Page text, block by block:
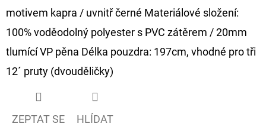
motivem kapra / uvnitř černé Materiálové složení:
100% voděodolný polyester s PVC zátěrem / 20mm
tlumící VP pěna Délka pouzdra: 197cm, vhodné pro tři
12´ pruty (dvouděličky)
ZEPTAT SE HLÍDAT